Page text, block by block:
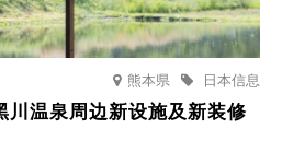
熊本県 日本信息
川温泉周边新设施及新装修